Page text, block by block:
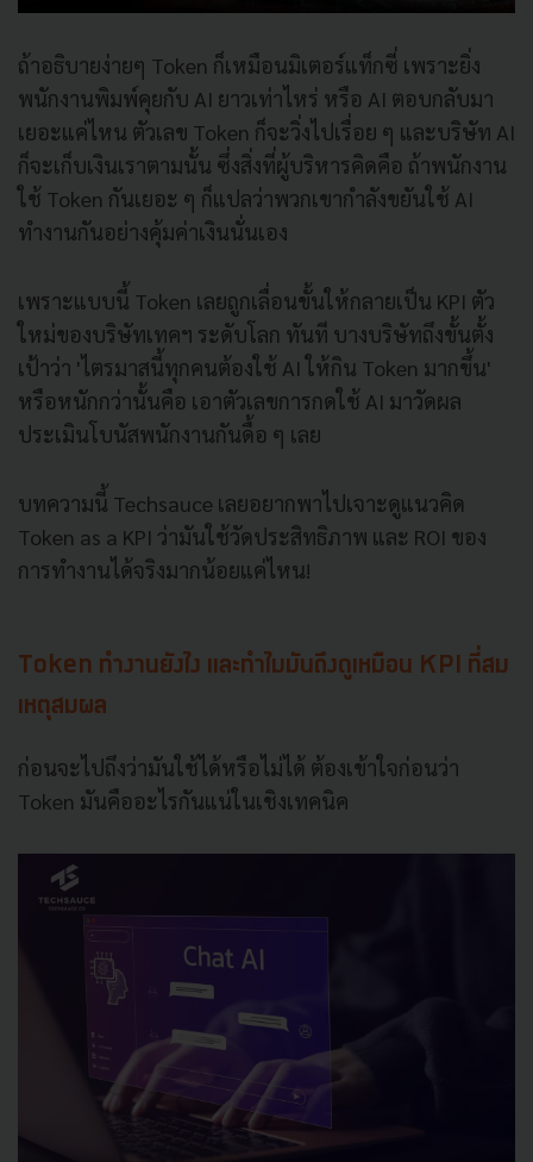
ถ้าอธิบายง่ายๆ Token ก็เหมือนมิเตอร์แท็กซี่ เพราะยิ่ง
พนักงานพิมพ์คุยกับ AI ยาวเท่าไหร่ หรือ AI ตอบกลับมา
เยอะแค่ไหน ตัวเลข Token ก็จะวิ่งไปเรื่อย ๆ และบริษัท AI
ก็จะเก็บเงินเราตามนั้น ซึ่งสิ่งที่ผู้บริหารคิดคือ ถ้าพนักงาน
ใช้ Token กันเยอะ ๆ ก็แปลว่าพวกเขากำลังขยันใช้ AI
ทำงานกันอย่างคุ้มค่าเงินนั่นเอง
เพราะแบบนี้ Token เลยถูกเลื่อนขั้นให้กลายเป็น KPI ตัว
ใหม่ของบริษัทเทคฯ ระดับโลก ทันที บางบริษัทถึงขั้นตั้ง
เป้าว่า 'ไตรมาสนี้ทุกคนต้องใช้ AI ให้กิน Token มากขึ้น'
หรือหนักกว่านั้นคือ เอาตัวเลขการกดใช้ AI มาวัดผล
ประเมินโบนัสพนักงานกันดื้อ ๆ เลย
บทความนี้ Techsauce เลยอยากพาไปเจาะดูแนวคิด
Token as a KPI ว่ามันใช้วัดประสิทธิภาพ และ ROI ของ
การทำงานได้จริงมากน้อยแค่ไหน!
Token ทำงานยังไง และทำไมมันถึงดูเหมือน KPI ที่สม
เหตุสมผล
ก่อนจะไปถึงว่ามันใช้ได้หรือไม่ได้ ต้องเข้าใจก่อนว่า
Token มันคืออะไรกันแน่ในเชิงเทคนิค